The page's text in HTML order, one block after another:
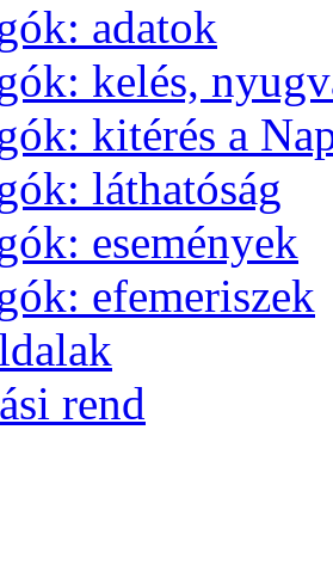
ada­tok
ke­lés,
ki­té­rés a
lát­ha­tó­ság
ese­mé­nyek
efe­me­ri­szek
rend